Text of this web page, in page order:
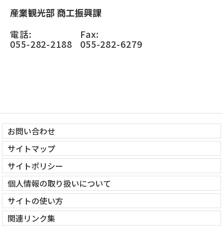
産業観光部 商工振興課
電話:
055-282-2188
Fax:
055-282-6279
お問い合わせ
サイトマップ
サイトポリシー
個人情報の取り扱いについて
サイトの使い方
関連リンク集